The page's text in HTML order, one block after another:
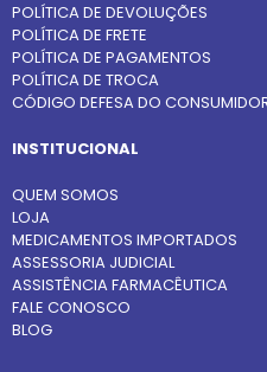
POLÍTICA DE DEVOLUÇÕES
POLÍTICA DE FRETE
POLÍTICA DE PAGAMENTOS
POLÍTICA DE TROCA
CÓDIGO DEFESA DO
INSTITUCIONAL
QUEM SOMOS
LOJA
MEDICAMENTOS IMPORTADOS
ASSESSORIA JUDICIAL
ASSISTÊNCIA FARMACÊUTICA
FALE CONOSCO
BLOG